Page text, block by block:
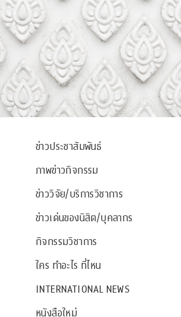
ข่าวประชาสัมพันธ์
ภาพข่าวกิจกรรม
ข่าววิจัย/บริการวิชาการ
ข่าวเด่นของนิสิต/บุคลากร
กิจกรรมวิชาการ
ใคร ทำอะไร ที่ไหน
INTERNATIONAL NEWS
หนังสือใหม่